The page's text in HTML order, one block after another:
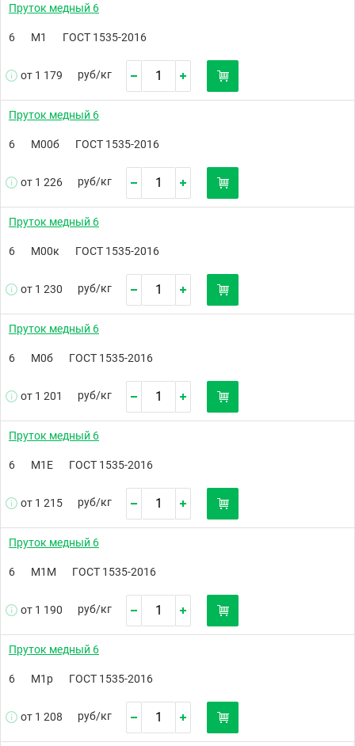
Пруток медный 6
6 М1 ГОСТ 1535-2016
от 1 179 руб/кг
Пруток медный 6
6 М00б ГОСТ 1535-2016
от 1 226 руб/кг
Пруток медный 6
6 М00к ГОСТ 1535-2016
от 1 230 руб/кг
Пруток медный 6
6 М0б ГОСТ 1535-2016
от 1 201 руб/кг
Пруток медный 6
6 М1Е ГОСТ 1535-2016
от 1 215 руб/кг
Пруток медный 6
6 М1М ГОСТ 1535-2016
от 1 190 руб/кг
Пруток медный 6
6 М1р ГОСТ 1535-2016
от 1 208 руб/кг